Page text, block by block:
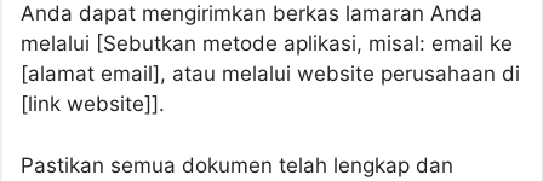
Anda dapat mengirimkan berkas lamaran Anda
melalui [Sebutkan metode aplikasi, misal: email ke
[alamat email], atau melalui website perusahaan di
[link website]].
Pastikan semua dokumen telah lengkap dan